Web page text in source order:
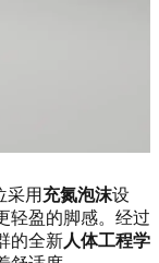
采用 充氮泡沫设
轻盈的脚感。经过
的全新人体工程学